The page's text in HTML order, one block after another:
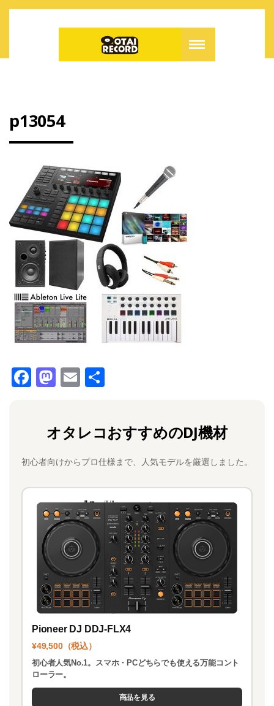
p13054
F
b
o
o
k
M
o
d
o
n
E
l
オタレコおすすめのDJ機材
初心者向けからプロ仕様まで、人気モデルを厳選しました。
Pioneer DJ DDJ-FLX4
¥49,500（税込）
初心者人気No.1。スマホ・PCどちらでも使える万能コント
ローラー。
商品を見る